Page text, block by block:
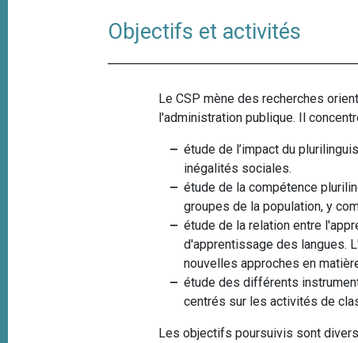
Objectifs et activités
Le CSP mène des recherches
l'administration publique. Il
étude de l’impact du
inégalités sociales.
étude de la compétence
groupes de la population, y
étude de la relation entre
d'apprentissage des langues.
nouvelles approches en
étude des différents
centrés sur les activités de
Les objectifs poursuivis sont